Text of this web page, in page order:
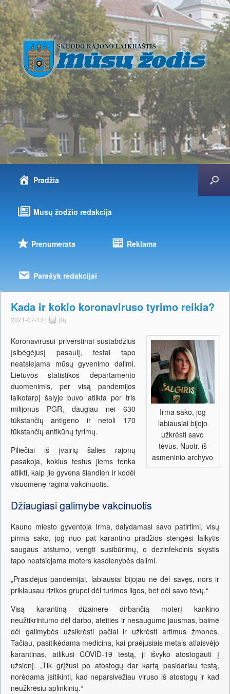
Pradžia
Mūsų žodžio redakcija
Prenumerata Reklama
Parašyk redakcijai
Kada ir kokio koronaviruso tyrimo reikia?
2021-07-13 | (0)
Irma sako, jog
labiausiai bijojo
užkrėsti savo
tėvus. Nuotr. iš
asmeninio archyvo
Koronavirusui priverstinai sustabdžius
įsibėgėjusį pasaulį, testai tapo
neatsiejama mūsų gyvenimo dalimi.
Lietuvos statistikos departamento
duomenimis, per visą pandemijos
laikotarpį šalyje buvo atlikta per tris
milijonus PGR, daugiau nei 630
tūkstančių antigeno ir netoli 170
tūkstančių antikūnų tyrimų.
Piliečiai iš įvairių šalies rajonų
pasakoja, kokius testus jiems tenka
atlikti, kaip jie gyvena šiandien ir kodėl
visuomenę ragina vakcinuotis.
Džiaugiasi galimybe vakcinuotis
Kauno miesto gyventoja Irma, dalydamasi savo patirtimi, visų
pirma sako, jog nuo pat karantino pradžios stengėsi laikytis
saugaus atstumo, vengti susibūrimų, o dezinfekcinis skystis
tapo neatsiejama moters kasdienybės dalimi.
„Prasidėjus pandemijai, labiausiai bijojau ne dėl savęs, nors ir
priklausau rizikos grupei dėl turimos ligos, bet dėl savo tėvų.“
Visą karantiną dizainere dirbančią moterį kankino
neužtikrintumo dėl darbo, ateities ir nesaugumo jausmas, baimė
dėl galimybės užsikrėsti pačiai ir užkrėsti artimus žmones.
Tačiau, pasitikėdama medicina, kai praėjusiais metais atlaisvėjo
karantinas, atlikusi COVID-19 testą, ji išvyko atostogauti į
užsienį. „Tik grįžusi po atostogų dar kartą pasidariau testą,
norėdama įsitikinti, kad neparsivežiau viruso iš atostogų ir kad
neužkrėsiu aplinkinių.“